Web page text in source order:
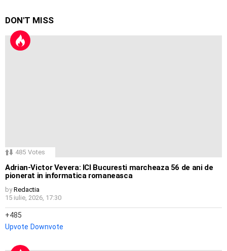
DON'T MISS
485 Votes
Adrian-Victor Vevera: ICI Bucuresti marcheaza 56 de ani de
pionerat in informatica romaneasca
by Redactia
15 iulie, 2026, 17:30
485
Upvote Downvote